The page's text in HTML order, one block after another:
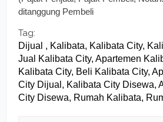
ditanggung Pembeli
Tag:
Dijual , Kalibata, Kalibata City,
Jual Kalibata City, Apartemen
Kalibata City, Beli Kalibata City,
City Dijual, Kalibata City Disewa,
City Disewa, Rumah Kalibata,